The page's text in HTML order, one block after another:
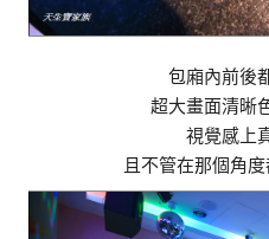
包廂內前後
超大畫面清晰
視覺感上
且不管在那個角